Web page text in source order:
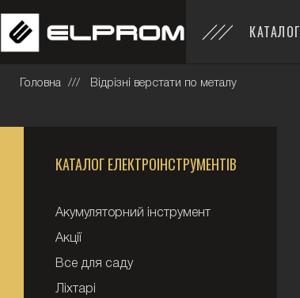
КАТАЛОГ
Головна Відрізні верстати по металу
КАТАЛОГ ЕЛЕКТРОІНСТРУМЕНТІВ
Акумуляторний інструмент
Акції
Все для саду
Ліхтарі